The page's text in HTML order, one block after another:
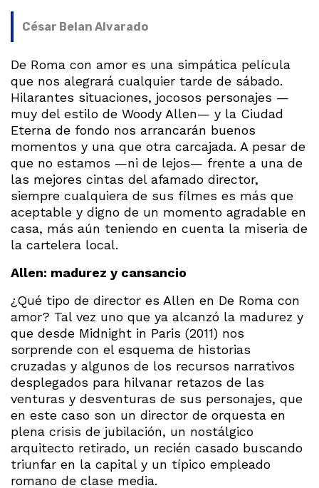
César Belan Alvarado
De Roma con amor es una simpática película
que nos alegrará cualquier tarde de sábado.
Hilarantes situaciones, jocosos personajes —
muy del estilo de Woody Allen— y la Ciudad
Eterna de fondo nos arrancarán buenos
momentos y una que otra carcajada. A pesar de
que no estamos —ni de lejos— frente a una de
las mejores cintas del afamado director,
siempre cualquiera de sus filmes es más que
aceptable y digno de un momento agradable en
casa, más aún teniendo en cuenta la miseria de
la cartelera local.
Allen: madurez y cansancio
¿Qué tipo de director es Allen en De Roma con
amor? Tal vez uno que ya alcanzó la madurez y
que desde Midnight in Paris (2011) nos
sorprende con el esquema de historias
cruzadas y algunos de los recursos narrativos
desplegados para hilvanar retazos de las
venturas y desventuras de sus personajes, que
en este caso son un director de orquesta en
plena crisis de jubilación, un nostálgico
arquitecto retirado, un recién casado buscando
triunfar en la capital y un típico empleado
romano de clase media.